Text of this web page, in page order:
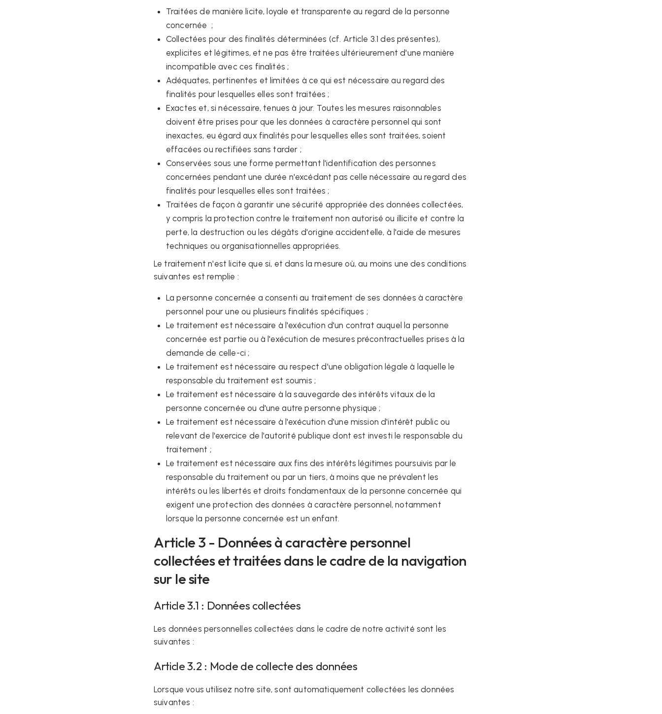
Traitées de manière licite, loyale et transparente au regard de la personne
concernée ;
Collectées pour des finalités déterminées (cf. Article 3.1 des présentes),
explicites et légitimes, et ne pas être traitées ultérieurement d'une manière
incompatible avec ces finalités ;
Adéquates, pertinentes et limitées à ce qui est nécessaire au regard des
finalités pour lesquelles elles sont traitées ;
Exactes et, si nécessaire, tenues à jour. Toutes les mesures raisonnables
doivent être prises pour que les données à caractère personnel qui sont
inexactes, eu égard aux finalités pour lesquelles elles sont traitées, soient
effacées ou rectifiées sans tarder ;
Conservées sous une forme permettant l'identification des personnes
concernées pendant une durée n'excédant pas celle nécessaire au regard des
finalités pour lesquelles elles sont traitées ;
Traitées de façon à garantir une sécurité appropriée des données collectées,
y compris la protection contre le traitement non autorisé ou illicite et contre la
perte, la destruction ou les dégâts d'origine accidentelle, à l'aide de mesures
techniques ou organisationnelles appropriées.
Le traitement n'est licite que si, et dans la mesure où, au moins une des conditions
suivantes est remplie :
La personne concernée a consenti au traitement de ses données à caractère
personnel pour une ou plusieurs finalités spécifiques ;
Le traitement est nécessaire à l'exécution d'un contrat auquel la personne
concernée est partie ou à l'exécution de mesures précontractuelles prises à la
demande de celle-ci ;
Le traitement est nécessaire au respect d'une obligation légale à laquelle le
responsable du traitement est soumis ;
Le traitement est nécessaire à la sauvegarde des intérêts vitaux de la
personne concernée ou d'une autre personne physique ;
Le traitement est nécessaire à l'exécution d'une mission d'intérêt public ou
relevant de l'exercice de l'autorité publique dont est investi le responsable du
traitement ;
Le traitement est nécessaire aux fins des intérêts légitimes poursuivis par le
responsable du traitement ou par un tiers, à moins que ne prévalent les
intérêts ou les libertés et droits fondamentaux de la personne concernée qui
exigent une protection des données à caractère personnel, notamment
lorsque la personne concernée est un enfant.
Article 3 - Données à caractère personnel
collectées et traitées dans le cadre de la navigation
sur le site
Article 3.1 : Données collectées
Les données personnelles collectées dans le cadre de notre activité sont les
suivantes :
Article 3.2 : Mode de collecte des données
Lorsque vous utilisez notre site, sont automatiquement collectées les données
suivantes :